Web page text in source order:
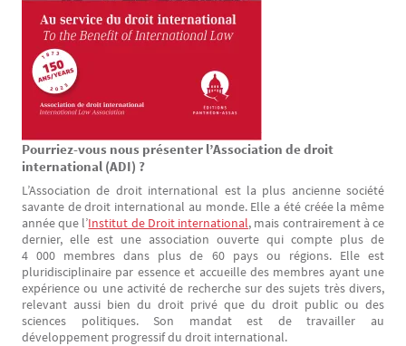
Texte
Pourriez-vous nous présenter l’Association de droit
international (ADI) ?
L’Association de droit international est la plus ancienne société
savante de droit international au monde. Elle a été créée la même
année que l’Institut de Droit international, mais contrairement à ce
dernier, elle est une association ouverte qui compte plus de
4 000 membres dans plus de 60 pays ou régions. Elle est
pluridisciplinaire par essence et accueille des membres ayant une
expérience ou une activité de recherche sur des sujets très divers,
relevant aussi bien du droit privé que du droit public ou des
sciences politiques. Son mandat est de travailler au
développement progressif du droit international.